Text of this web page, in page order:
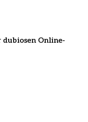
Online-